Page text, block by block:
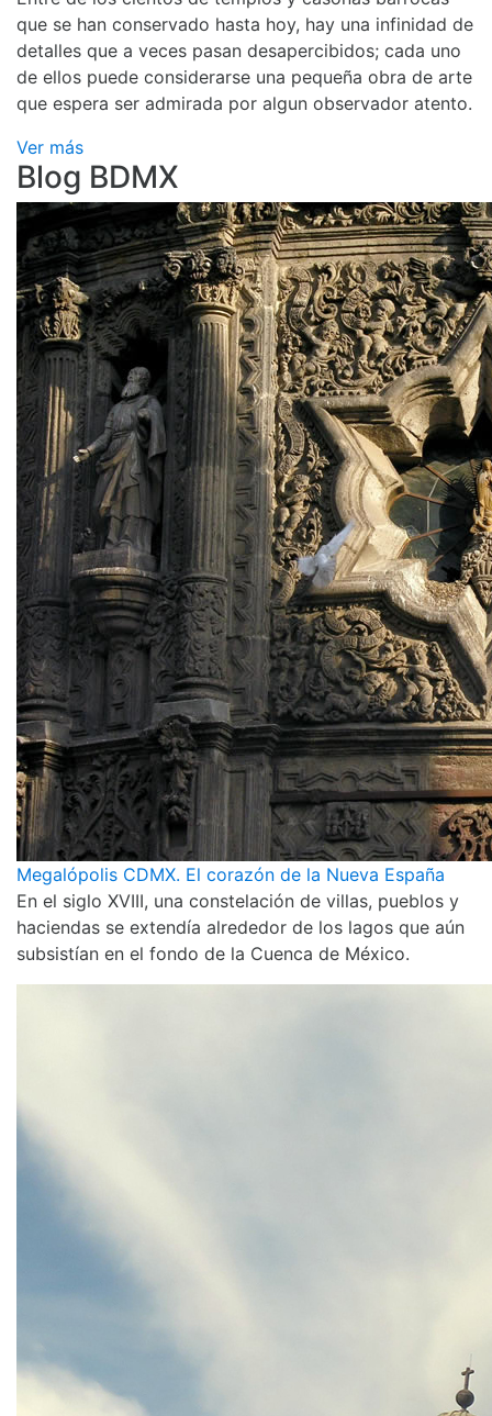
que se han conservado hasta hoy, hay una infinidad de
detalles que a veces pasan desapercibidos; cada uno
de ellos puede considerarse una pequeña obra de arte
que espera ser admirada por algun observador atento.
Ver más
Blog BDMX
Megalópolis CDMX. El corazón de la Nueva España
En el siglo XVIII, una constelación de villas, pueblos y
haciendas se extendía alrededor de los lagos que aún
subsistían en el fondo de la Cuenca de México.